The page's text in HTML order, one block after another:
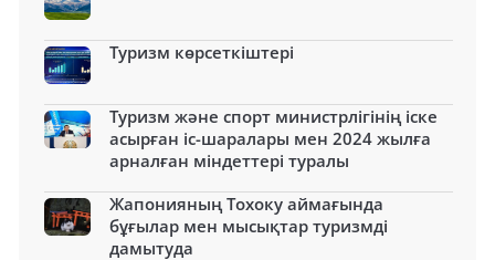
Туризм көрсеткіштері
Туризм және спорт министрлігінің іске
асырған іс-шаралары мен 2024 жылға
арналған міндеттері туралы
Жапонияның Тохоку аймағында
бұғылар мен мысықтар туризмді
дамытуда